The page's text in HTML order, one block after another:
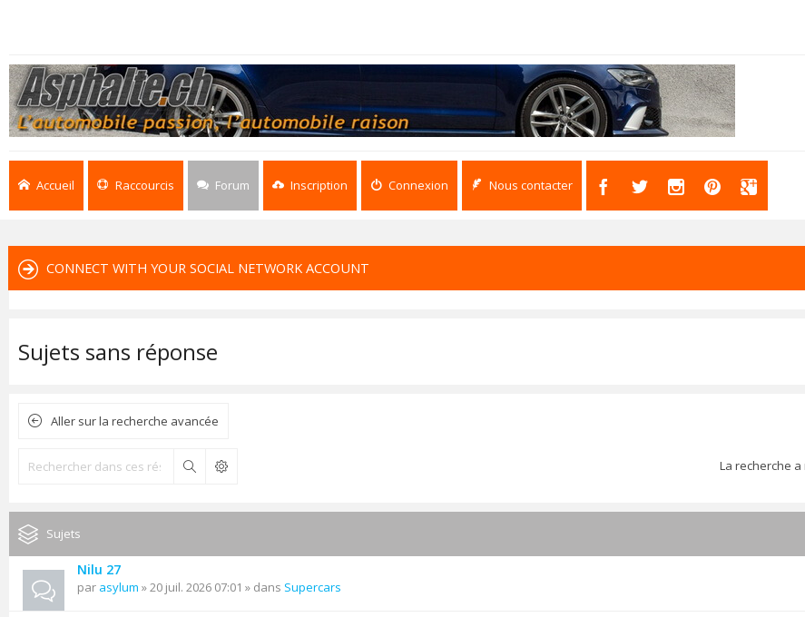
Accueil Raccourcis Forum Inscription Connexion Nous contacter
CONNECT WITH YOUR SOCIAL NETWORK ACCOUNT
Sujets sans réponse
Aller sur la recherche avancée
Rechercher La recherche
Sujets
Nilu 27
par asylum » 20 juil. 2026 07:01 » dans Supercars